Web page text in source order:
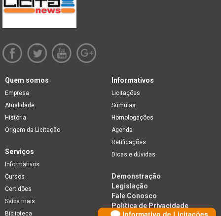
Informativo de Licitações
Quem somos
Empresa
Atualidade
História
Origem da Licitação
Informativos
Licitações
Súmulas
Homologações
Agenda
Retificações
Dicas e dúvidas
Serviços
Informativos
Cursos
Certidões
Saiba mais
Biblioteca
Demonstração
Legislação
Fale Conosco
Política de Privacidade